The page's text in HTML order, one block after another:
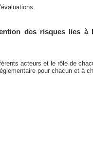
des risques lies à
acteurs et le rôle de
pour chacun et à